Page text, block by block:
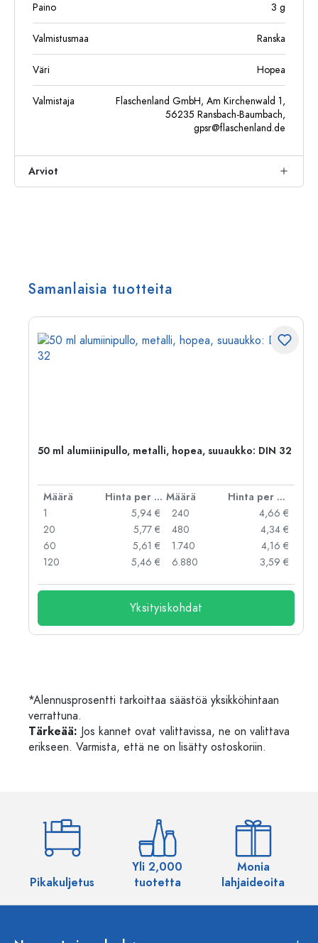
Paino 3 g
Valmistusmaa Ranska
Väri Hopea
Valmistaja
Flaschenland GmbH, Am Kirchenwald 1,
56235 Ransbach-Baumbach,
gpsr@flaschenland.de
Arviot
Samanlaisia tuotteita
50 ml alumiinipullo, metalli, hopea, suuaukko: DIN 32
Määrä Hinta per kpl Määrä
Hinta per kpl
1
5,94 €
20
5,77 €
60
5,61 €
120
5,46 €
240
4,66 €
480
4,34 €
1.740
4,16 €
6.880
3,59 €
Yksityiskohdat
*Alennusprosentti tarkoittaa säästöä yksikköhintaan
verrattuna.
Tärkeää: Jos kannet ovat valittavissa, ne on valittava
erikseen. Varmista, että ne on lisätty ostoskoriin.
Pikakuljetus
Yli 2,000
tuotetta
Monia
lahjaideoita